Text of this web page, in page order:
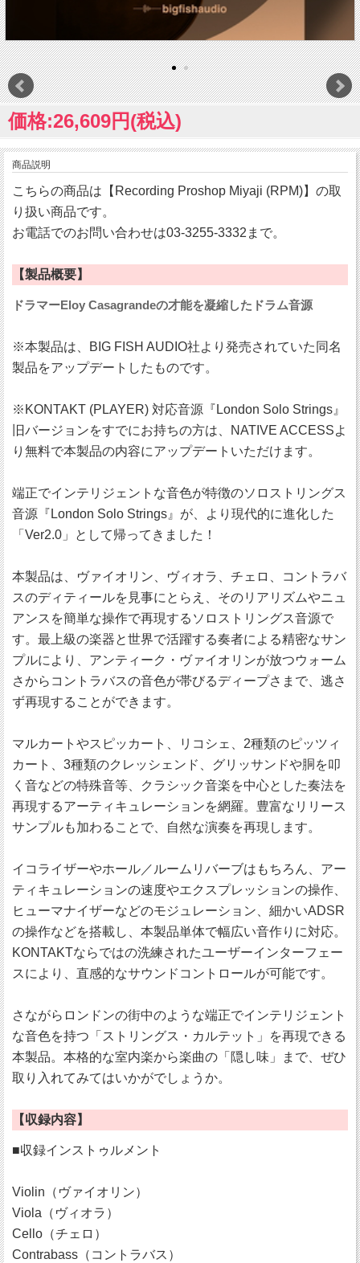
価格:26,609円(税込)
商品説明
こちらの商品は【Recording Proshop Miyaji (RPM)】の取
り扱い商品です。
お電話でのお問い合わせは03-3255-3332まで。
【製品概要】
ドラマーEloy Casagrandeの才能を凝縮したドラム音源
※本製品は、BIG FISH AUDIO社より発売されていた同名
製品をアップデートしたものです。
※KONTAKT (PLAYER) 対応音源『London Solo Strings』
旧バージョンをすでにお持ちの方は、NATIVE ACCESSよ
り無料で本製品の内容にアップデートいただけます。
端正でインテリジェントな音色が特徴のソロストリングス
音源『London Solo Strings』が、より現代的に進化した
「Ver2.0」として帰ってきました！
本製品は、ヴァイオリン、ヴィオラ、チェロ、コントラバ
スのディティールを見事にとらえ、そのリアリズムやニュ
アンスを簡単な操作で再現するソロストリングス音源で
す。最上級の楽器と世界で活躍する奏者による精密なサン
プルにより、アンティーク・ヴァイオリンが放つウォーム
さからコントラバスの音色が帯びるディープさまで、逃さ
ず再現することができます。
マルカートやスピッカート、リコシェ、2種類のピッツィ
カート、3種類のクレッシェンド、グリッサンドや胴を叩
く音などの特殊音等、クラシック音楽を中心とした奏法を
再現するアーティキュレーションを網羅。豊富なリリース
サンプルも加わることで、自然な演奏を再現します。
イコライザーやホール／ルームリバーブはもちろん、アー
ティキュレーションの速度やエクスプレッションの操作、
ヒューマナイザーなどのモジュレーション、細かいADSR
の操作などを搭載し、本製品単体で幅広い音作りに対応。
KONTAKTならではの洗練されたユーザーインターフェー
スにより、直感的なサウンドコントロールが可能です。
さながらロンドンの街中のような端正でインテリジェント
な音色を持つ「ストリングス・カルテット」を再現できる
本製品。本格的な室内楽から楽曲の「隠し味」まで、ぜひ
取り入れてみてはいかがでしょうか。
【収録内容】
■収録インストゥルメント
Violin（ヴァイオリン）
Viola（ヴィオラ）
Cello（チェロ）
Contrabass（コントラバス）